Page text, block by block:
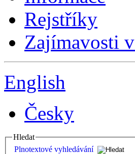
Rejstříky
Zajímavosti
English
Česky
Hledat
Plnotextové vyhledávání